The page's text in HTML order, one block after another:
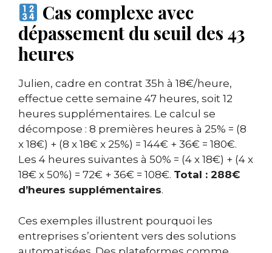
Cas complexe avec
dépassement du seuil des 43
heures
Julien, cadre en contrat 35h à 18€/heure,
effectue cette semaine 47 heures, soit 12
heures supplémentaires. Le calcul se
décompose : 8 premières heures à 25% = (8
x 18€) + (8 x 18€ x 25%) = 144€ + 36€ = 180€.
Les 4 heures suivantes à 50% = (4 x 18€) + (4 x
18€ x 50%) = 72€ + 36€ = 108€. Total : 288€
d’heures supplémentaires.
Ces exemples illustrent pourquoi les
entreprises s’orientent vers des solutions